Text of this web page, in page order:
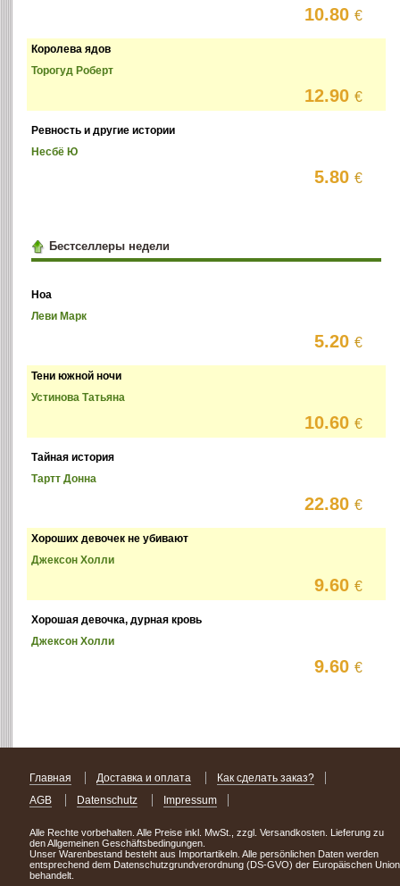
10.80€
Королева ядов
Торогуд Роберт
12.90€
Ревность и другие истории
Несбё Ю
5.80€
Бестселлеры недели
Ноа
Леви Марк
5.20€
Тени южной ночи
Устинова Татьяна
10.60€
Тайная история
Тартт Донна
22.80€
Хороших девочек не убивают
Джексон Холли
9.60€
Хорошая девочка, дурная кровь
Джексон Холли
9.60€
Главная Доставка и оплата
Как сделать заказ?
AGB
Datenschutz Impressum
Alle Rechte vorbehalten. Alle Preise inkl. MwSt., zzgl. Versandkosten. Lieferung zu
den Allgemeinen Geschäftsbedingungen.
Unser Warenbestand besteht aus Importartikeln. Alle persönlichen Daten werden
entsprechend dem Datenschutzgrundverordnung (DS-GVO) der Europäischen Union
behandelt.